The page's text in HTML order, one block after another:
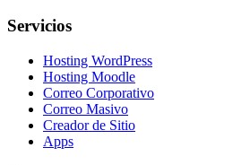
Servicios
Hosting WordPress
Hosting Moodle
Correo Corporativo
Correo Masivo
Creador de Sitio
Apps